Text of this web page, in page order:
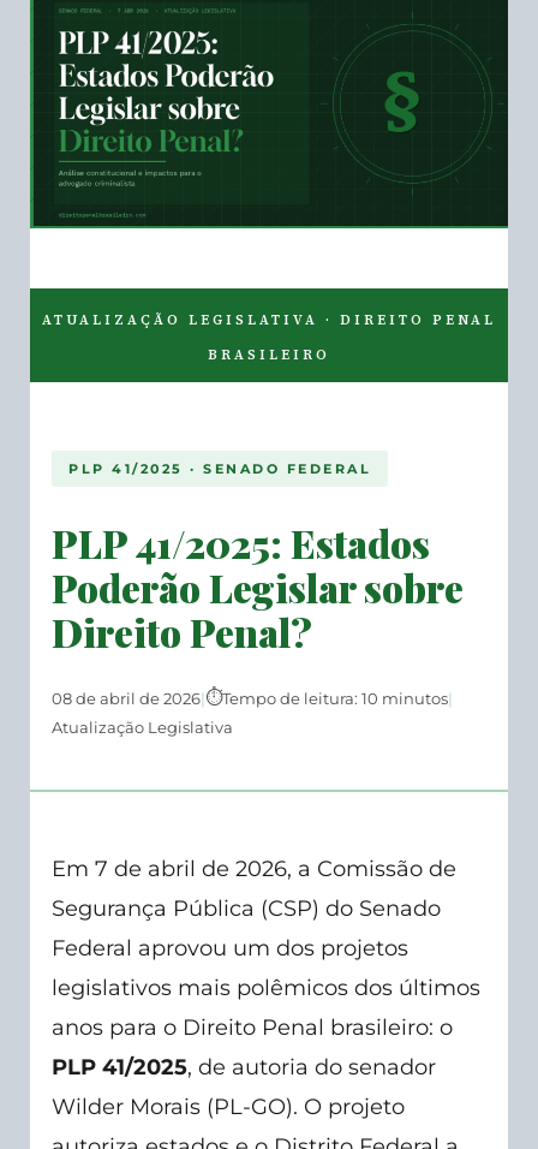
ATUALIZAÇÃO LEGISLATIVA · DIREITO PENAL
BRASILEIRO
PLP 41/2025 · SENADO FEDERAL
PLP 41/2025: Estados
Poderão Legislar sobre
Direito Penal?
08 de abril de 2026| Tempo de leitura: 10 minutos|
Atualização Legislativa
Em 7 de abril de 2026, a Comissão de
Segurança Pública (CSP) do Senado
Federal aprovou um dos projetos
legislativos mais polêmicos dos últimos
anos para o Direito Penal brasileiro: o
PLP 41/2025, de autoria do senador
Wilder Morais (PL-GO). O projeto